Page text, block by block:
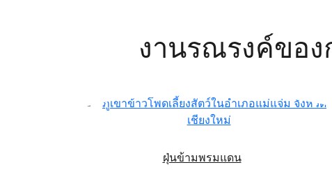
งานรณรงค์ขอ
ฝุ่นข้ามพรมแดน